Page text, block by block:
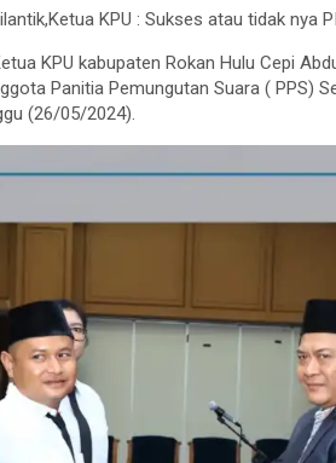
KPU : Sukses atau tidak nya
KPU kabupaten Rokan Hulu Cepi
Panitia Pemungutan Suara ( PPS)
(26/05/2024).